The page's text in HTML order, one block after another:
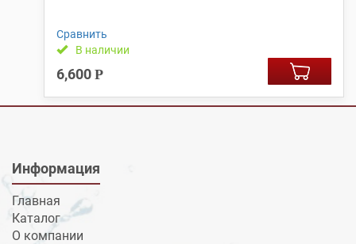
Сравнить
В наличии
6,600 Р
Информация
Главная
Каталог
О компании